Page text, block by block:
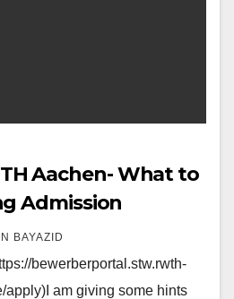
Aachen- What to
Admission
BAYAZID
bewerberportal.stw.rwth-
apply)I am giving some hints